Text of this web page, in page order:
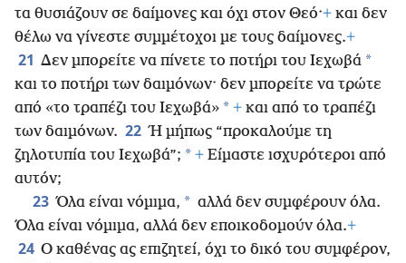
τα θυσιάζουν σε δαίμονες και όχι στον Θεό·+ και δεν
θέλω να γίνεστε συμμέτοχοι με τους δαίμονες.+
21 Δεν μπορείτε να πίνετε το ποτήρι του Ιεχωβά *
και το ποτήρι των δαιμόνων· δεν μπορείτε να τρώτε
από «το τραπέζι του Ιεχωβά» * + και από το τραπέζι
των δαιμόνων. 22 Ή μήπως “προκαλούμε τη
ζηλοτυπία του Ιεχωβά”; * + Είμαστε ισχυρότεροι από
αυτόν;
23 Όλα είναι νόμιμα, * αλλά δεν συμφέρουν όλα.
Όλα είναι νόμιμα, αλλά δεν εποικοδομούν όλα.+
24 Ο καθένας ας επιζητεί, όχι το δικό του συμφέρον,